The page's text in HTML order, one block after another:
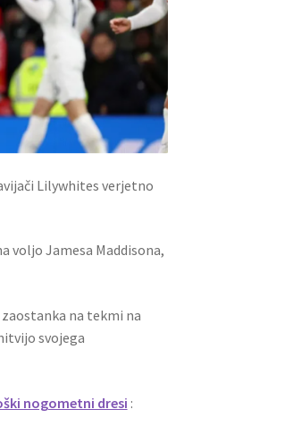
Lilywhites verjetno
voljo Jamesa Maddisona,
na tekmi na
svojega
nogometni dresi :